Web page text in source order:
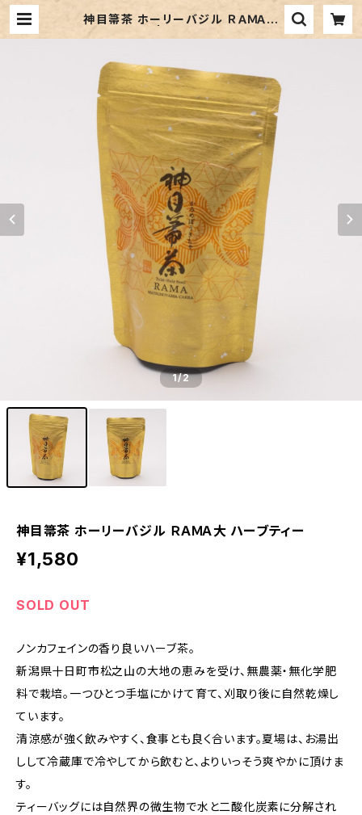
神目箒茶 ホーリーバジル ＲＡＭＡ大
ハーブティー | 【新潟県十日町市】伝
1/2
神目箒茶 ホーリーバジル ＲＡＭＡ大 ハーブティー
¥1,580
SOLD OUT
ノンカフェインの香り良いハーブ茶。
新潟県十日町市松之山の大地の恵みを受け、無農薬・無化学肥
料で栽培。一つひとつ手塩にかけて育て、刈取り後に自然乾燥し
ています。
清涼感が強く飲みやすく、食事とも良く合います。夏場は、お湯出
しして冷蔵庫で冷やしてから飲むと、よりいっそう爽やかに頂けま
す。
ティーバッグには自然界の微生物で水と二酸化炭素に分解され